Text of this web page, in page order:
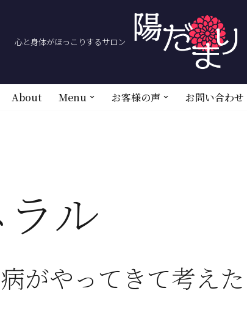
心と身体がほっこりするサロン
About Menu お客様の声 お問い合わせ
ル
がやってきて考えた